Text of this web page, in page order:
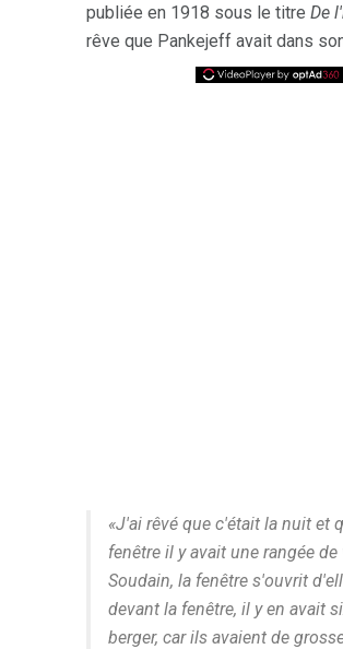
publiée en 1918 sous le titre De
rêve que Pankejeff avait dans
«J'ai rêvé que c'était la nuit et
fenêtre il y avait une rangée
Soudain, la fenêtre s'ouvrit
devant la fenêtre, il y en avait
berger, car ils avaient de